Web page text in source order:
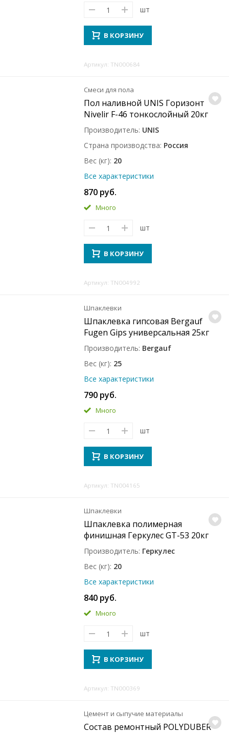
шт
В КОРЗИНУ
Артикул: TN000684
Смеси для пола
Пол наливной UNIS Горизонт
Nivelir F-46 тонкослойный 20кг
Производитель UNIS
Страна производства Россия
Вес (кг) 20
Все характеристики
870 руб.
Много
шт
В КОРЗИНУ
Артикул: TN004992
Шпаклевки
Шпаклевка гипсовая Bergauf
Fugen Gips универсальная 25кг
Производитель Bergauf
Вес (кг) 25
Все характеристики
790 руб.
Много
шт
В КОРЗИНУ
Артикул: TN004165
Шпаклевки
Шпаклевка полимерная
финишная Геркулес GT-53 20кг
Производитель Геркулес
Вес (кг) 20
Все характеристики
840 руб.
Много
шт
В КОРЗИНУ
Артикул: TN000369
Цемент и сыпучие материалы
Состав ремонтный POLYDUBER